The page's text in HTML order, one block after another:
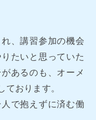
、講習参加の機会
たいと思っていた
あるのも、オーメ
ております。
で抱えずに済む働